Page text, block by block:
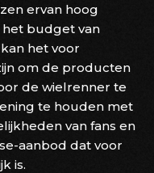
ervan hoog
budget van
het voor
om de producten
de wielrenner te
te houden met
van fans en
aanbod dat voor
is.